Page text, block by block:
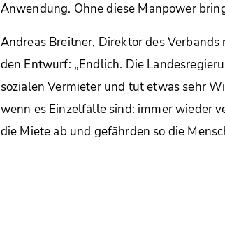
Anwendung. Ohne diese Manpower
Andreas Breitner, Direktor des
den Entwurf: „Endlich. Die
sozialen Vermieter und tut etwas sehr
wenn es Einzelfälle sind: immer wieder
die Miete ab und gefährden so die